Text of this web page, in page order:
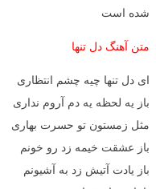
شده است
متن آهنگ دل تنها
ای دل تنها چیه چشم انتظاری
باز یه لحظه یه دم آروم نداری
مثل زمستون تو حسرت بهاری
باز عشقت خیمه زد رو خونم
باز یادت آتیش زد به آشیونم